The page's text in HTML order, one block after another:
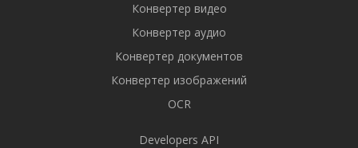
Конвертер видео
Конвертер аудио
Конвертер документов
Конвертер изображений
OCR
Developers API